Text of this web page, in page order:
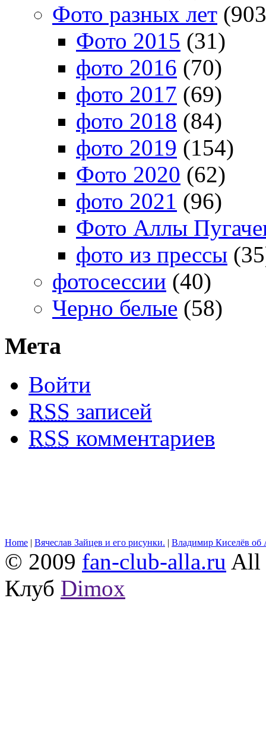
Фото разных лет
Фото 2015 (31)
фото 2016 (70)
фото 2017 (69)
фото 2018 (84)
фото 2019 (154)
Фото 2020 (62)
фото 2021 (96)
Фото Аллы
фото из прессы
фотосессии (40)
Черно белые (58)
Мета
Войти
RSS записей
RSS комментариев
Home | Вячеслав Зайцев и его рисунки. | Владимир Киселёв об
© 2009 fan-club-alla.ru All
Клуб Dimox